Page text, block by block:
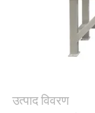
उत्पाद विवरण